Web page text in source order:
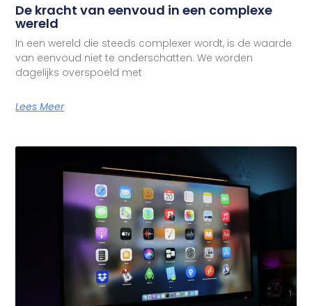
De kracht van eenvoud in een complexe
wereld
In een wereld die steeds complexer wordt, is de waarde
van eenvoud niet te onderschatten. We worden
dagelijks overspoeld met
Lees Meer